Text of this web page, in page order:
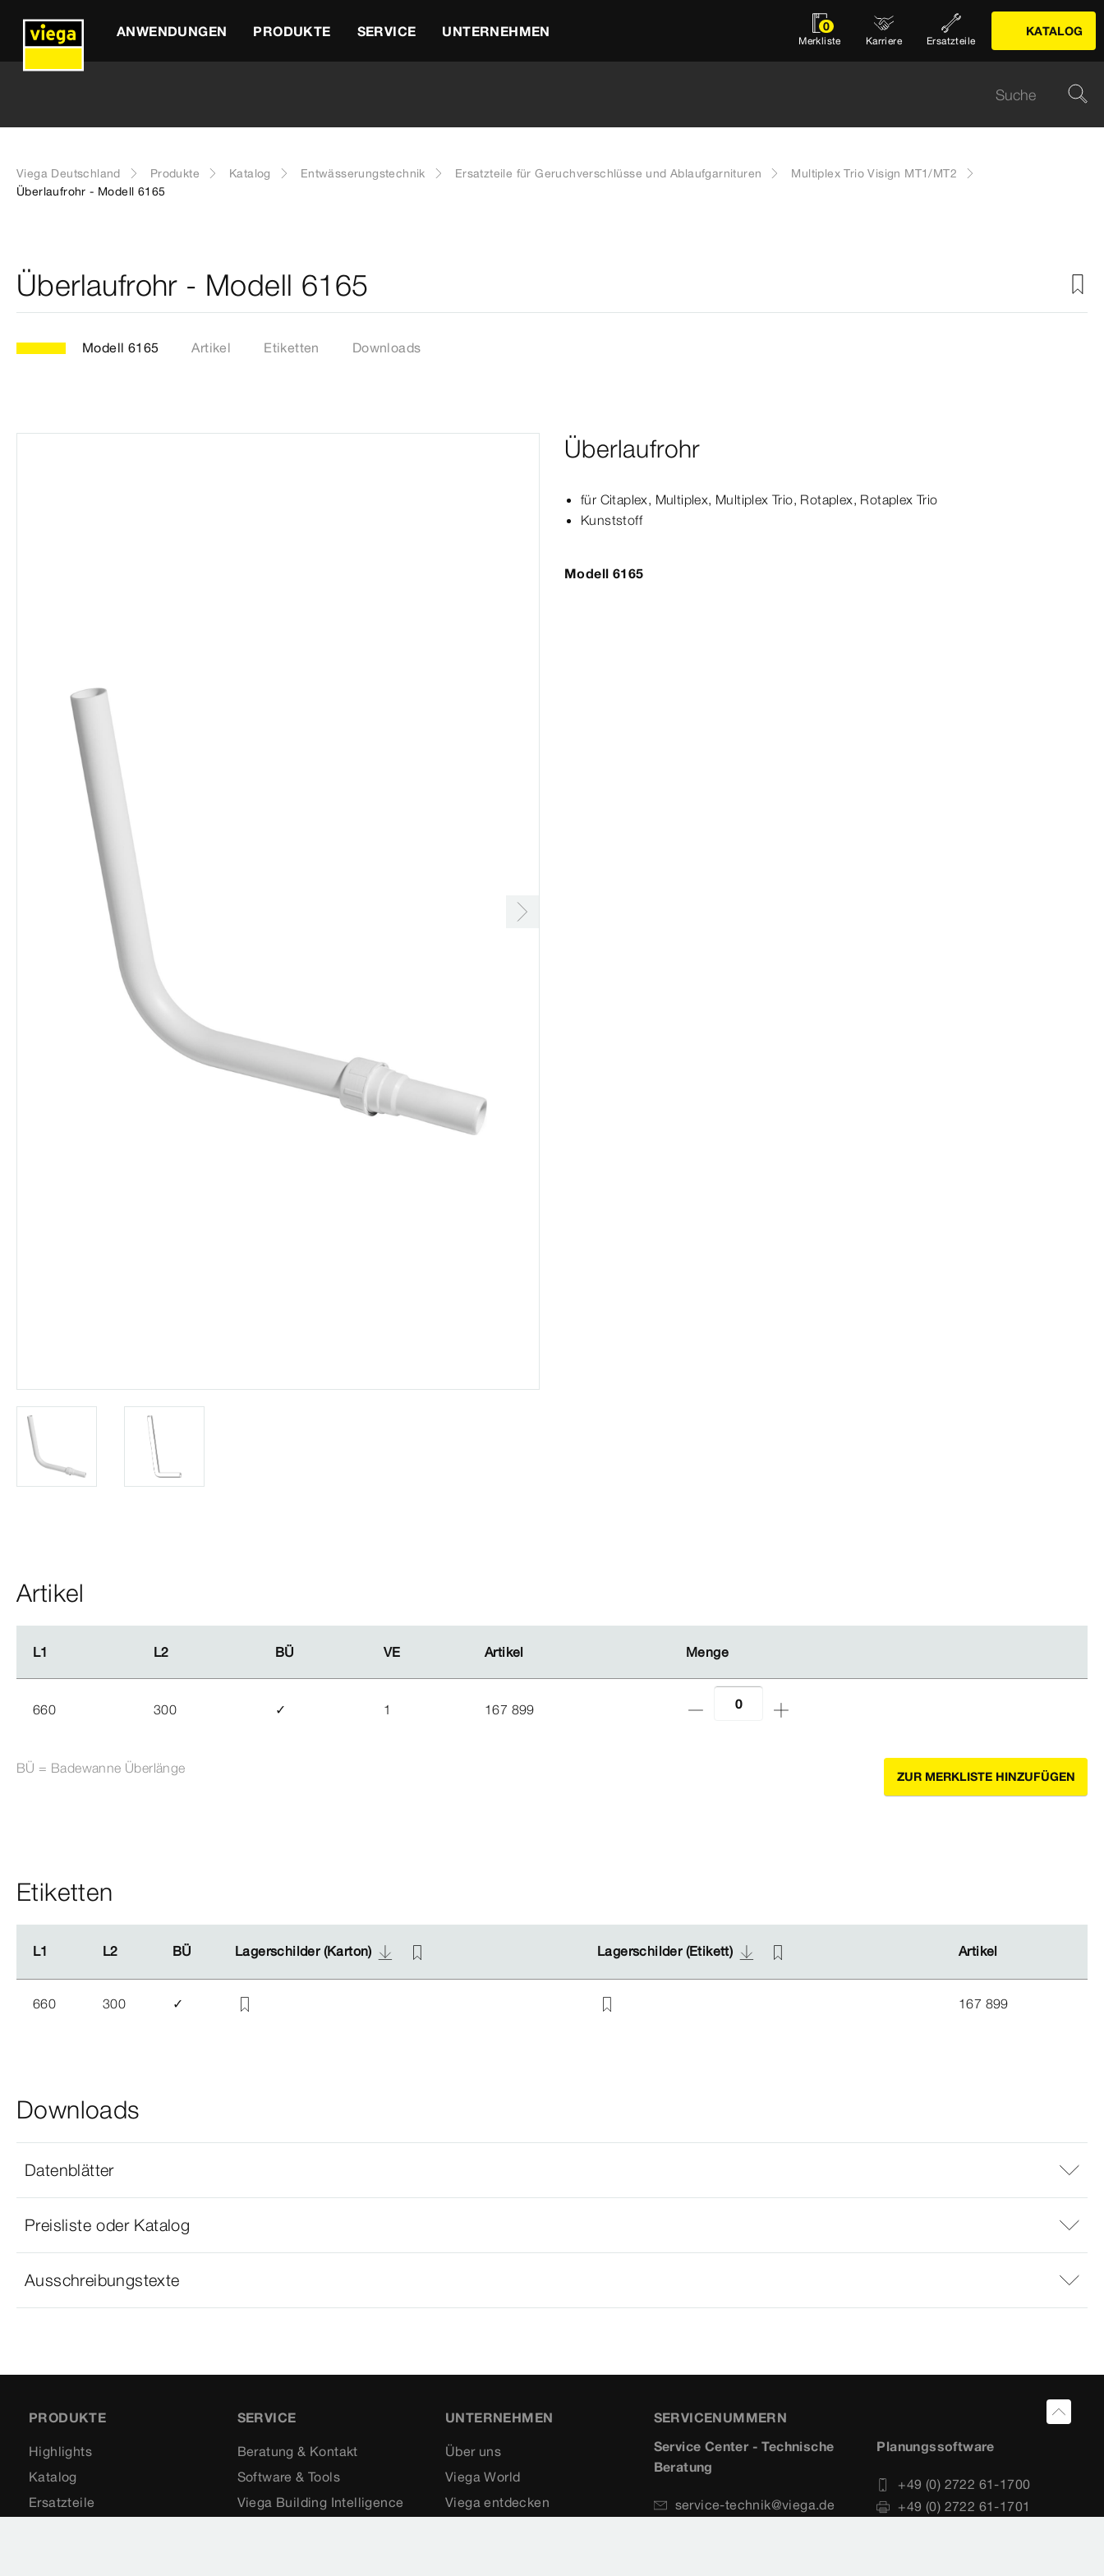
ANWENDUNGEN PRODUKTE SERVICE UNTERNEHMEN 0
Merkliste Karriere Ersatzteile
KATALOG
Viega Deutschland Produkte Katalog Entwässerungstechnik Ersatzteile für Geruchverschlüsse und Ablaufgarnituren
Multiplex Trio Visign MT1/MT2
Überlaufrohr - Modell 6165
Überlaufrohr - Modell 6165
Modell 6165 Artikel Etiketten Downloads
Überlaufrohr
für Citaplex, Multiplex, Multiplex Trio, Rotaplex, Rotaplex Trio
Kunststoff
Modell 6165
Artikel
L1 L2 BÜ VE Artikel Menge
L1 L2 BÜ VE Artikel Menge
660 300 ✓ 1 167 899
BÜ = Badewanne Überlänge
ZUR MERKLISTE HINZUFÜGEN
Etiketten
L1 L2 BÜ Lagerschilder (Karton) Lagerschilder (Etikett) Artikel
L1 L2 BÜ Lagerschilder (Karton) Lagerschilder (Etikett) Artikel
660 300 ✓ 167 899
Downloads
Datenblätter
Preisliste oder Katalog
Ausschreibungstexte
PRODUKTE
Highlights
Katalog
Ersatzteile
SERVICE
Beratung & Kontakt
Software & Tools
Viega Building Intelligence
UNTERNEHMEN
Über uns
Viega World
Viega entdecken
SERVICENUMMERN
Service Center - Technische
Beratung
service-technik@viega.de
Planungssoftware
+49 (0) 2722 61-1700
+49 (0) 2722 61-1701